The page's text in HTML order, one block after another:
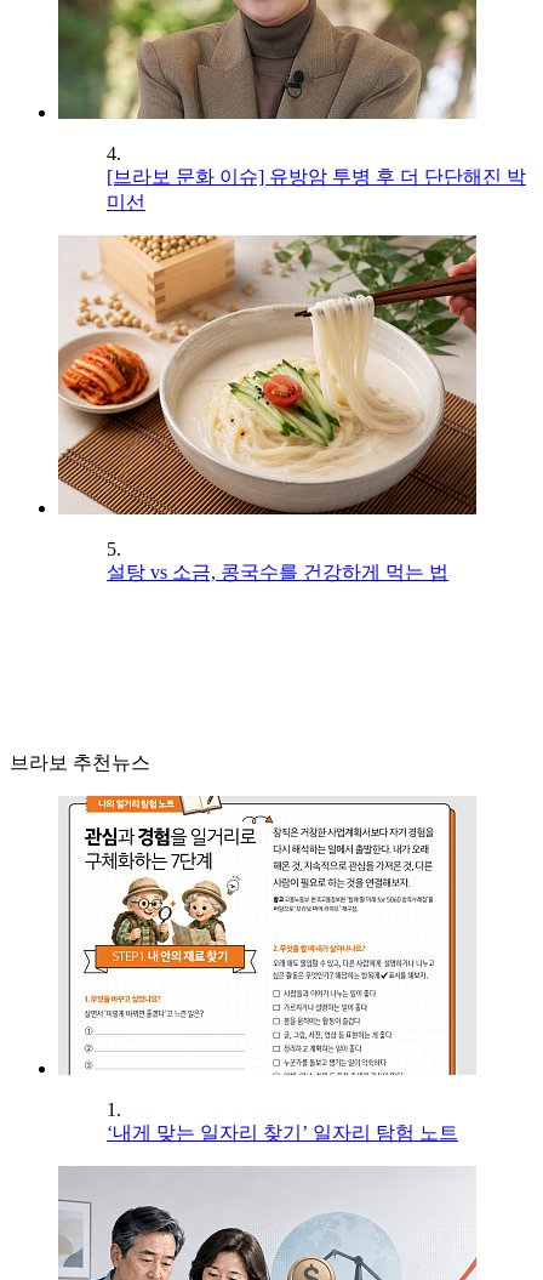
4.
[브라보 문화 이슈] 유방암 투병 후 더 단단해진 박
미선
5.
설탕 vs 소금, 콩국수를 건강하게 먹는 법
브라보 추천뉴스
1.
‘내게 맞는 일자리 찾기’ 일자리 탐험 노트